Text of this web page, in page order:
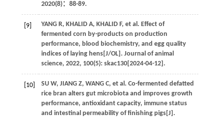
2020(8)：88-89.
[9] YANG R, KHALID A, KHALID F, et al. Effect of
fermented corn by-products on production
performance, blood biochemistry, and egg quality
indices of laying hens[J/OL]. Journal of animal
science, 2022, 100(5): skac130[2024-04-12].
[10] SU W, JIANG Z, WANG C, et al. Co-fermented defatted
rice bran alters gut microbiota and improves growth
performance, antioxidant capacity, immune status
and intestinal permeability of finishing pigs[J].